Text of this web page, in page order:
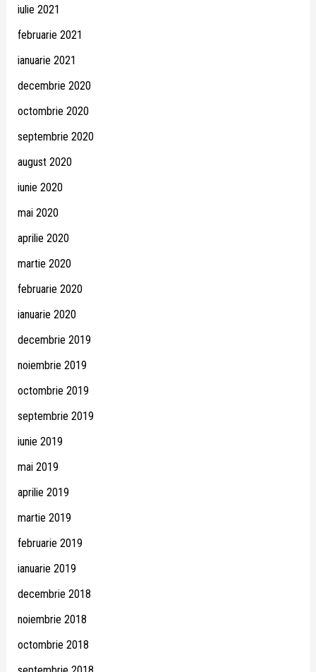
iulie 2021
februarie 2021
ianuarie 2021
decembrie 2020
octombrie 2020
septembrie 2020
august 2020
iunie 2020
mai 2020
aprilie 2020
martie 2020
februarie 2020
ianuarie 2020
decembrie 2019
noiembrie 2019
octombrie 2019
septembrie 2019
iunie 2019
mai 2019
aprilie 2019
martie 2019
februarie 2019
ianuarie 2019
decembrie 2018
noiembrie 2018
octombrie 2018